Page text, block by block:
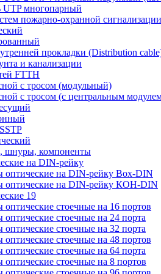
UTP многопарный
пожарно-охранной сигнализации
прокладки (Distribution
и канализации
FTTH
с тросом (модульный)
с тросом (с центральным
шнуры, компоненты
на DIN-рейку
оптические на DIN-рейку Box-DIN
оптические на DIN-рейку КОН-DIN
19
оптические стоечные на 16 портов
оптические стоечные на 24 порта
оптические стоечные на 32 порта
оптические стоечные на 48 портов
оптические стоечные на 64 порта
оптические стоечные на 8 портов